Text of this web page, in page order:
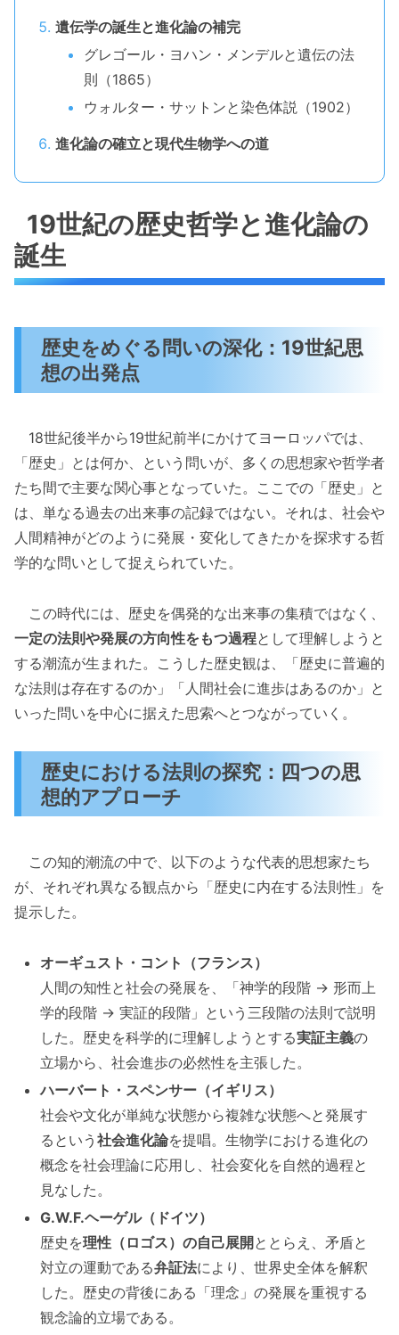
遺伝学の誕生と進化論の補完
グレゴール・ヨハン・メンデルと遺伝の法
則（1865）
ウォルター・サットンと染色体説（1902）
進化論の確立と現代生物学への道
19世紀の歴史哲学と進化論の
誕生
歴史をめぐる問いの深化：19世紀思
想の出発点
18世紀後半から19世紀前半にかけてヨーロッパでは、
「歴史」とは何か、という問いが、多くの思想家や哲学者
たち間で主要な関心事となっていた。ここでの「歴史」と
は、単なる過去の出来事の記録ではない。それは、社会や
人間精神がどのように発展・変化してきたかを探求する哲
学的な問いとして捉えられていた。
この時代には、歴史を偶発的な出来事の集積ではなく、
一定の法則や発展の方向性をもつ過程として理解しようと
する潮流が生まれた。こうした歴史観は、「歴史に普遍的
な法則は存在するのか」「人間社会に進歩はあるのか」と
いった問いを中心に据えた思索へとつながっていく。
歴史における法則の探究：四つの思
想的アプローチ
この知的潮流の中で、以下のような代表的思想家たち
が、それぞれ異なる観点から「歴史に内在する法則性」を
提示した。
オーギュスト・コント（フランス）
人間の知性と社会の発展を、「神学的段階 → 形而上
学的段階 → 実証的段階」という三段階の法則で説明
した。歴史を科学的に理解しようとする実証主義の
立場から、社会進歩の必然性を主張した。
ハーバート・スペンサー（イギリス）
社会や文化が単純な状態から複雑な状態へと発展す
るという社会進化論を提唱。生物学における進化の
概念を社会理論に応用し、社会変化を自然的過程と
見なした。
G.W.F.ヘーゲル（ドイツ）
歴史を理性（ロゴス）の自己展開ととらえ、矛盾と
対立の運動である弁証法により、世界史全体を解釈
した。歴史の背後にある「理念」の発展を重視する
観念論的立場である。